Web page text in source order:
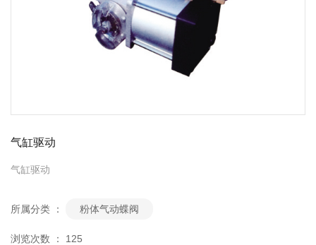
气缸驱动
气缸驱动
所属分类 ： 粉体气动蝶阀
浏览次数 ： 125